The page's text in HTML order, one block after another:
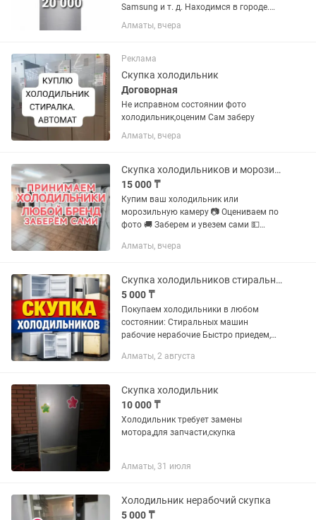
Samsung и т. д. Находимся в городе.
Сами приедем и сами заберем.
Алматы, вчера
Реклама
Скупка холодильник
Договорная
Не исправном состоянии фото
холодильник,оценим Сам заберу
Алматы, вчера
Скупка холодильников и морозильных камер
15 000 ₸
Купим ваш холодильник или
морозильную камеру 📷 Оцениваем по
фото 🚚 Заберем и увезем сами 💵
Алматы, вчера
Скупка холодильников стиральных машин
5 000 ₸
Покупаем холодильники в любом
состоянии: Стиральных машин
рабочие нерабочие Быстро приедем,
Алматы, 2 августа
Скупка холодильник
10 000 ₸
Холодильник требует замены
мотора,для запчасти,скупка
Алматы, 31 июля
Холодильник нерабочий скупка
5 000 ₸